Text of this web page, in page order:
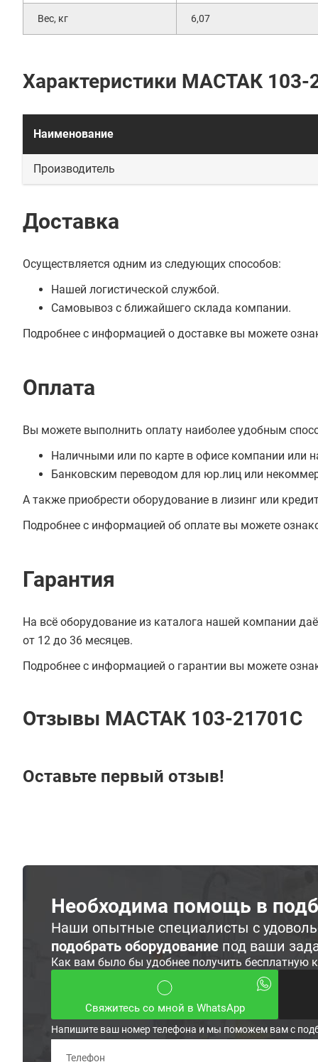
Вес, кг 6,07
Характеристики МАСТАК 103-
Наименование
Производитель
Доставка
Осуществляется одним из следующих способов:
Нашей логистической службой.
Самовывоз с ближайшего склада компании.
Подробнее с информацией о доставке вы можете
Оплата
Вы можете выполнить оплату наиболее удобным
Наличными или по карте в офисе компании или
Банковским переводом для юр.лиц или
А также приобрести оборудование в лизинг или
Подробнее с информацией об оплате вы можете
Гарантия
На всё оборудование из каталога нашей компании
от 12 до 36 месяцев.
Подробнее с информацией о гарантии вы можете
Отзывы МАСТАК 103-21701C
Оставьте первый отзыв!
Необходима помощь в
Наши опытные специалисты с
подобрать оборудование под ваши
Как вам было бы удобнее получить бесплатную
Свяжитесь со мной в WhatsApp
Напишите ваш номер телефона и мы поможем вам с